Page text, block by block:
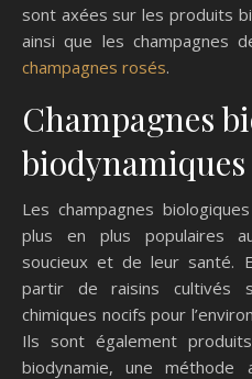
sont axées sur les produits
ainsi que les champagnes
champagnes rosés.
Champagnes
biodynamiques
Les champagnes
plus en plus populaires
soucieux et de leur santé.
partir de raisins cultivés
chimiques nocifs pour
Ils sont également
biodynamie, une